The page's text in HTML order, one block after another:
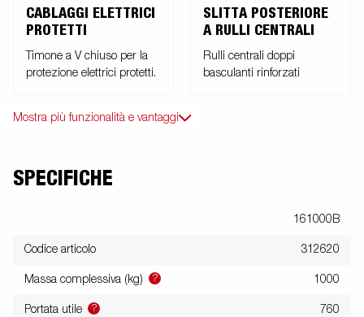
CABLAGGI ELETTRICI
PROTETTI
Timone a V chiuso per la
protezione elettrici protetti.
SLITTA POSTERIORE
A RULLI CENTRALI
Rulli centrali doppi
basculanti rinforzati
Mostra più funzionalità e vantaggi
SPECIFICHE
161000B
Codice articolo 312620
Massa complessiva (kg) ? 1000
Portata utile ? 760